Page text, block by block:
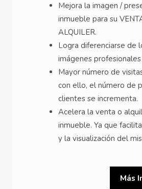
Mejora la imagen /
inmueble para su
ALQUILER.
Logra diferenciarse de
imágenes
Mayor número de
con ello, el número de
clientes se incrementa.
Acelera la venta o
inmueble. Ya que
y la visualización del
Más